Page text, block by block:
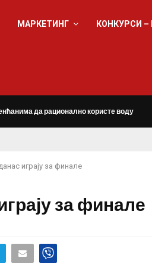
МАРКЕТИНГ КОНКУРСИ
да рационално користе воду
играју за финале
за финале